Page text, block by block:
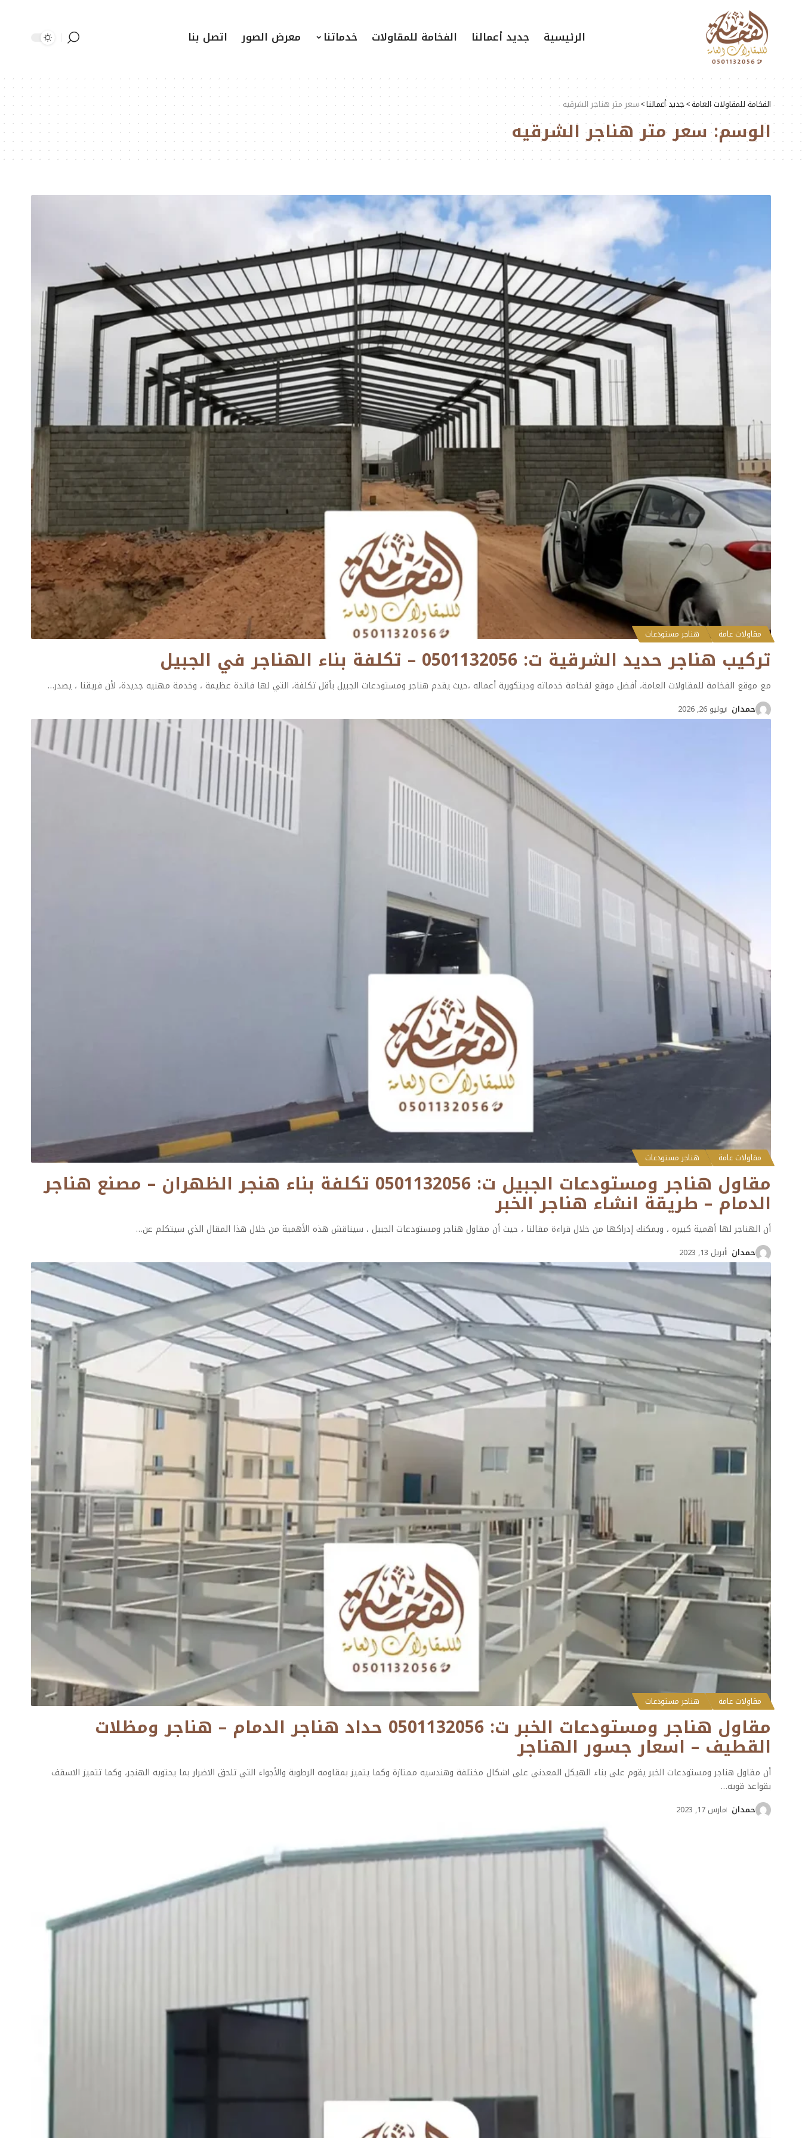
الرئيسية جديد أعمالنا الفخامة للمقاولات خدماتنا معرض الصور اتصل بنا
الفخامة للمقاولات العامة>جديد أعمالنا>سعر متر هناجر الشرقيه
الوسم:سعر متر هناجر الشرقيه
مقاولات عامة هناجر مستودعات
تركيب هناجر حديد الشرقية ت: 0501132056 – تكلفة بناء الهناجر في الجبيل
مع موقع الفخامة للمقاولات العامة، أفضل موقع لفخامة خدماته وديتكورية أعماله ،حيث يقدم هناجر ومستودعات الجبيل بأقل تكلفة، التي لها فائدة عظيمة ، وخدمة مهنيه جديدة، لأن فريقنا ، يصدر…
حمدان يوليو 26, 2026
مقاولات عامة هناجر مستودعات
مقاول هناجر ومستودعات الجبيل ت: 0501132056 تكلفة بناء هنجر الظهران – مصنع هناجر
الدمام – طريقة انشاء هناجر الخبر
أن الهناجر لها أهمية كبيره ، ويمكنك إدراكها من خلال قراءة مقالنا ، حيث أن مقاول هناجر ومستودعات الجبيل ، سيناقش هذه الأهمية من خلال هذا المقال الذي سيتكلم عن…
حمدان أبريل 13, 2023
مقاولات عامة هناجر مستودعات
مقاول هناجر ومستودعات الخبر ت: 0501132056 حداد هناجر الدمام – هناجر ومظلات
القطيف – اسعار جسور الهناجر
أن مقاول هناجر ومستودعات الخبر يقوم على بناء الهيكل المعدني على اشكال مختلفة وهندسيه ممتازة وكما يتميز بمقاومه الرطوبة والأجواء التي تلحق الاضرار بما يحتويه الهنجر، وكما تتميز الاسقف
بقواعد قويه…
حمدان مارس 17, 2023